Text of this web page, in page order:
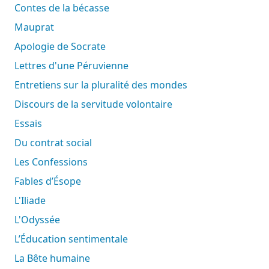
Contes de la bécasse
Mauprat
Apologie de Socrate
Lettres d'une Péruvienne
Entretiens sur la pluralité des mondes
Discours de la servitude volontaire
Essais
Du contrat social
Les Confessions
Fables d’Ésope
L'Iliade
L'Odyssée
L’Éducation sentimentale
La Bête humaine